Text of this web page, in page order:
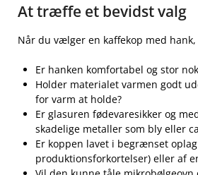
At træffe et bevidst valg
Når du vælger en kaffekop med
Er hanken komfortabel og stor
Holder materialet varmen godt
for varm at holde?
Er glasuren fødevaresikker og
skadelige metaller som bly eller
Er koppen lavet i begrænset
produktionsforkortelser) eller af